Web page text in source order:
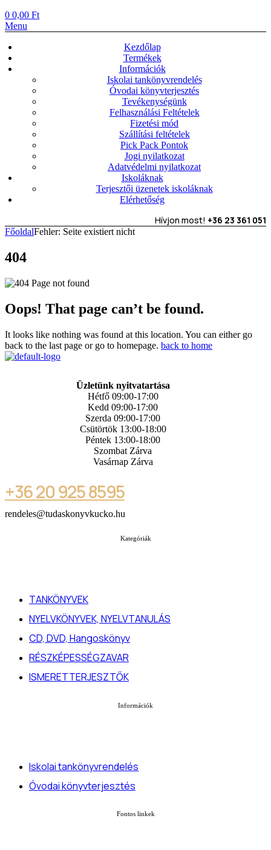
0 0,00 Ft
Menu
Kezdőlap
Termékek
Információk
Iskolai tankönyvrendelés
Óvodai könyvterjesztés
Tevékenységünk
Felhasználási Feltételek
Fizetési mód
Szállítási feltételek
Pick Pack Pontok
Jogi nyilatkozat
Adatvédelmi nyilatkozat
Iskoláknak
Terjesztői üzenetek iskoláknak
Elérhetőség
Hívjon most! +36 23 361 051
FőoldalFehler: Seite existiert nicht
404
Oops! That page can’t be found.
It looks like nothing was found at this location. You can either go
back to the last page or go to homepage. back to home
Üzletünk nyitvatartása
Hétfő 09:00-17:00
Kedd 09:00-17:00
Szerda 09:00-17:00
Csütörtök 13:00-18:00
Péntek 13:00-18:00
Szombat Zárva
Vasárnap Zárva
+36 20 925 8595
rendeles@tudaskonyvkucko.hu
Kategóriák
TANKÖNYVEK
NYELVKÖNYVEK, NYELVTANULÁS
CD, DVD, Hangoskönyv
RÉSZKÉPESSÉGZAVAR
ISMERETTERJESZTŐK
Információk
Iskolai tankönyvrendelés
Óvodai könyvterjesztés
Fontos linkek